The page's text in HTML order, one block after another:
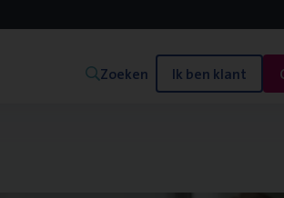
Zoeken Ik ben klant